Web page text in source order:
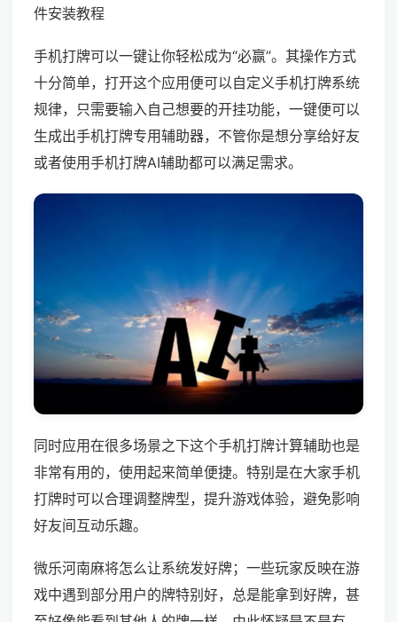
件安装教程
手机打牌可以一键让你轻松成为“必赢”。其操作方式
十分简单，打开这个应用便可以自定义手机打牌系统
规律，只需要输入自己想要的开挂功能，一键便可以
生成出手机打牌专用辅助器，不管你是想分享给好友
或者使用手机打牌AI辅助都可以满足需求。
同时应用在很多场景之下这个手机打牌计算辅助也是
非常有用的，使用起来简单便捷。特别是在大家手机
打牌时可以合理调整牌型，提升游戏体验，避免影响
好友间互动乐趣。
微乐河南麻将怎么让系统发好牌；一些玩家反映在游
戏中遇到部分用户的牌特别好，总是能拿到好牌，甚